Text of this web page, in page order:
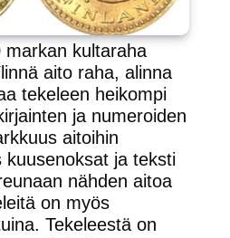
kultaraha
aito raha, alinna
tekeleen heikompi
ja numeroiden
aitoihin
ja teksti
nähden aitoa
on myös
Tekeleestä on